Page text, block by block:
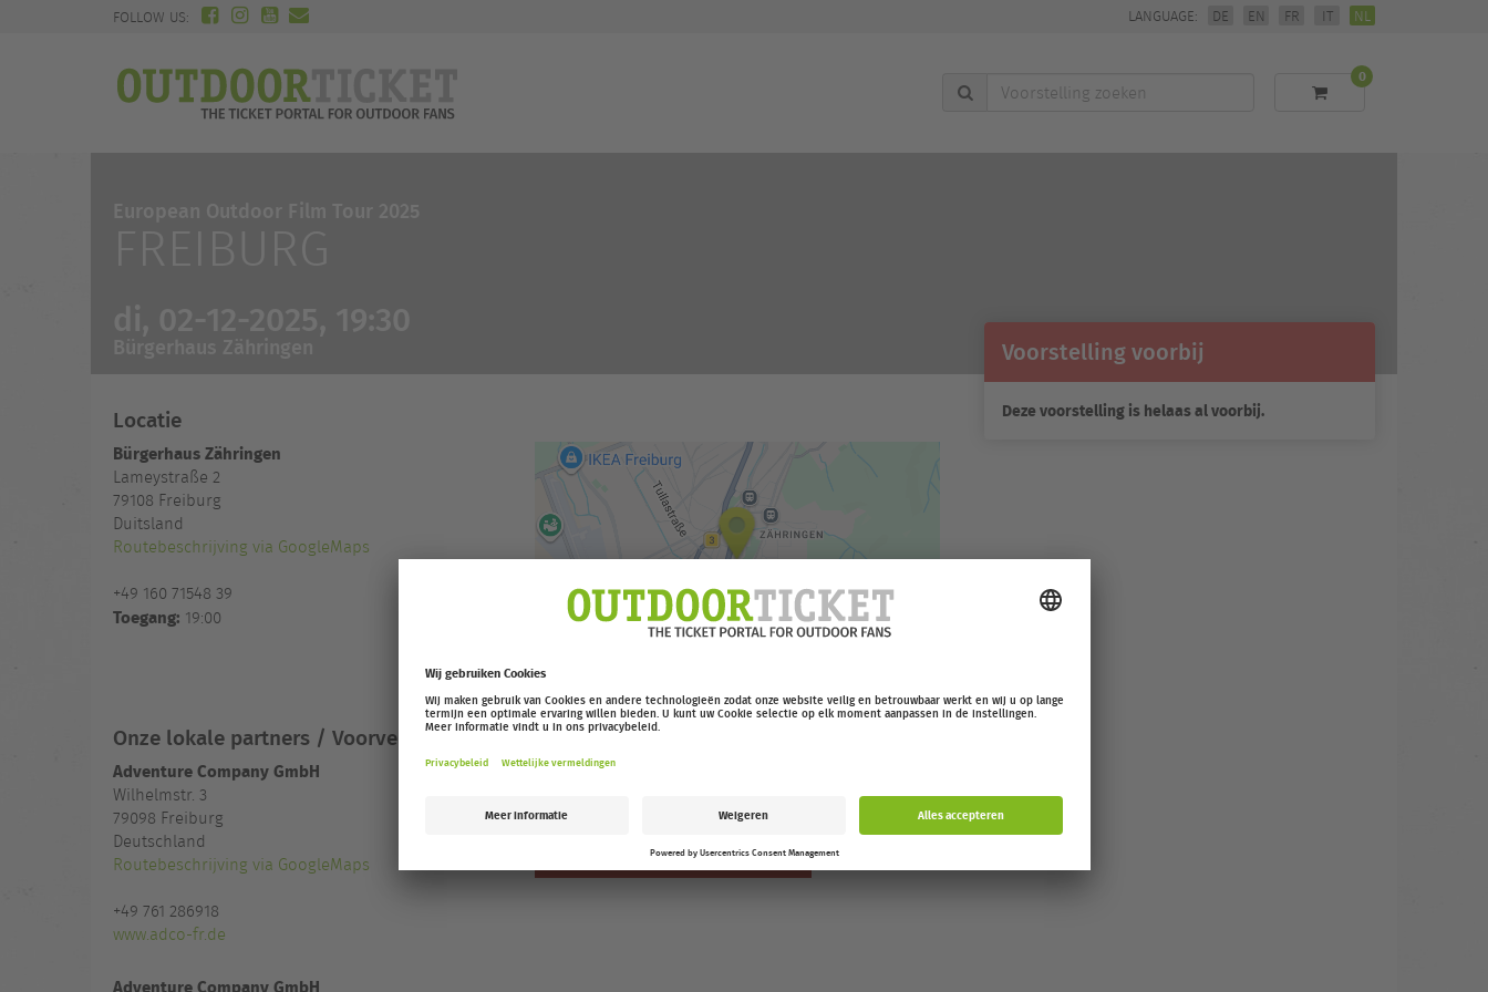
FOLLOW US: LANGUAGE: DE EN FR IT NL
Voorstelling
zoeken
0
Voorstelling voorbij
Deze voorstelling is helaas al voorbij.
Locatie
Bürgerhaus Zähringen
Lameystraße 2
79108 Freiburg
Duitsland
Routebeschrijving via GoogleMaps
+49 160 71548 39
Toegang: 19:00
Onze lokale partners / Voorverkoopadressen
Adventure Company GmbH
Wilhelmstr. 3
79098 Freiburg
Deutschland
Routebeschrijving via GoogleMaps
+49 761 286918
www.adco-fr.de
Adventure Company GmbH